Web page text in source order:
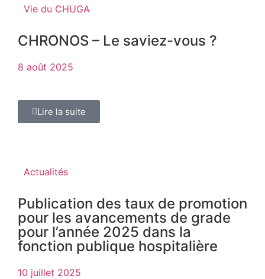
Vie du CHUGA
CHRONOS – Le saviez-vous ?
8 août 2025
Lire la suite
Actualités
Publication des taux de promotion
pour les avancements de grade
pour l’année 2025 dans la
fonction publique hospitalière
10 juillet 2025